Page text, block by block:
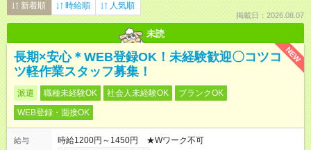
新着順 時給順 人気順
掲載日：2026.08.07
未読
NEW
長期×安心＊WEB登録OK！未経験歓迎〇コツコ
ツ軽作業スタッフ募集！
派遣 職種未経験OK 社会人未経験OK
ブランクOK
WEB登録・面接OK
給与
時給1200円～1450円 ★Wワーク不可